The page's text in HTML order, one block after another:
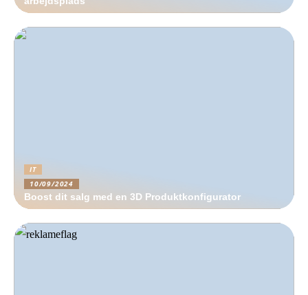
IT
10/09/2024
Boost dit salg med en 3D Produktkonfigurator